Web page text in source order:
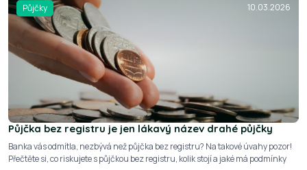
Půjčky 10.03.2026
Půjčka bez registru je jen lákavý název drahé půjčky
Banka vás odmítla, nezbývá než půjčka bez registru? Na takové úvahy pozor!
Přečtěte si, co riskujete s půjčkou bez registru, kolik stojí a jaké má podmínky